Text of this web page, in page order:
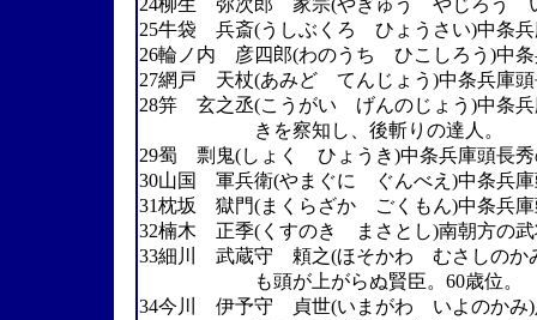
24柳生 弥次郎 家宗(やぎゅう やじろう い
25牛袋 兵斎(うしぶくろ ひょうさい)中条兵
26輪ノ内 彦四郎(わのうち ひこしろう)中条
27網戸 天杖(あみど てんじょう)中条兵庫頭
28笄 玄之丞(こうがい げんのじょう)中条兵
きを察知し、後斬りの達人。
29蜀 剽鬼(しょく ひょうき)中条兵庫頭長秀
30山国 軍兵衛(やまぐに ぐんべえ)中条兵庫
31枕坂 獄門(まくらざか ごくもん)中条兵庫
32楠木 正季(くすのき まさとし)南朝方の武
33細川 武蔵守 頼之(ほそかわ むさしのか
も頭が上がらぬ賢臣。60歳位。
34今川 伊予守 貞世(いまがわ いよのかみ)